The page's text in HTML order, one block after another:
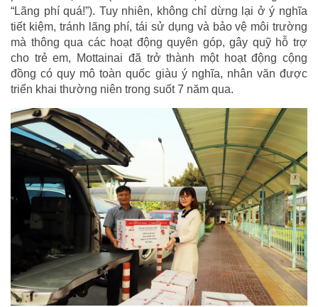
“Lãng phí quá!”). Tuy nhiên, không chỉ dừng lại ở ý nghĩa
tiết kiệm, tránh lãng phí, tái sử dụng và bảo vệ môi trường
mà thông qua các hoạt động quyên góp, gây quỹ hỗ trợ
cho trẻ em, Mottainai đã trở thành một hoạt động cộng
đồng có quy mô toàn quốc giàu ý nghĩa, nhân văn được
triển khai thường niên trong suốt 7 năm qua.